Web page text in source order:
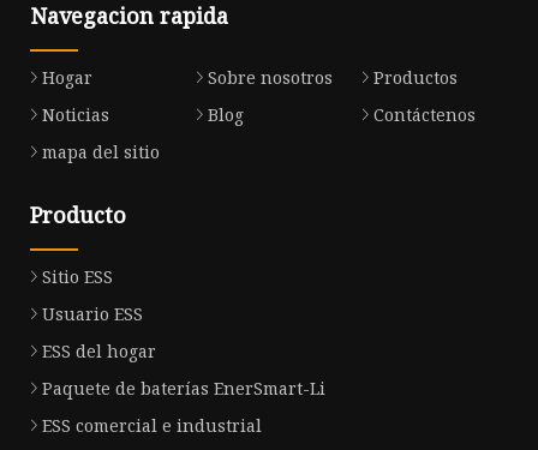
Navegacion rapida
Hogar Sobre nosotros
Productos
Noticias
Blog
Contáctenos
mapa del sitio
Producto
Sitio ESS
Usuario ESS
ESS del hogar
Paquete de baterías EnerSmart-Li
ESS comercial e industrial